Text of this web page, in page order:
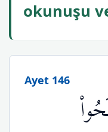
okunuşu
Ayet 146